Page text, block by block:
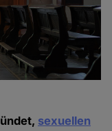
sexuellen